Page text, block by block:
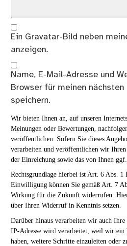
Ein Gravatar-Bild neben
anzeigen.
Name, E-Mail-Adresse und
Browser für meinen
speichern.
Wir bieten Ihnen an, auf unseren
Meinungen oder Bewertungen,
veröffentlichen. Sofern Sie dieses
verarbeiten und veröffentlichen wir
der Einreichung sowie das von Ihnen ggf.
Rechtsgrundlage hierbei ist Art. 6 Abs.
Einwilligung können Sie gemäß Art. 7
Wirkung für die Zukunft widerrufen.
über Ihren Widerruf in Kenntnis setzen.
Darüber hinaus verarbeiten wir auch
IP-Adresse wird verarbeitet, weil wir ein
haben, weitere Schritte einzuleiten oder